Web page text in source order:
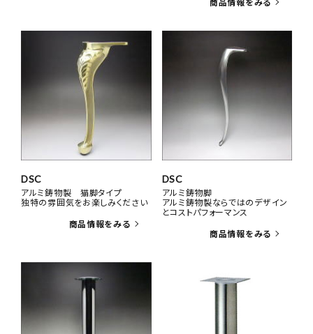
DSC
アルミ鋳物製 猫脚タイプ
独特の雰囲気をお楽しみください
DSC
アルミ鋳物脚
アルミ鋳物製ならではのデザイン
とコストパフォーマンス